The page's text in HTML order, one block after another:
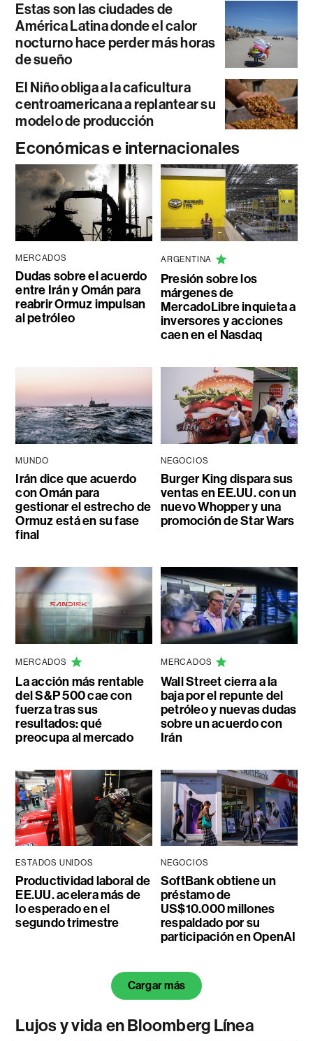
Estas son las ciudades de
América Latina donde el calor
nocturno hace perder más horas
de sueño
El Niño obliga a la caficultura
centroamericana a replantear su
modelo de producción
Económicas e internacionales
MERCADOS
Dudas sobre el acuerdo
entre Irán y Omán para
reabrir Ormuz impulsan
al petróleo
ARGENTINA
Presión sobre los
márgenes de
MercadoLibre inquieta a
inversores y acciones
caen en el Nasdaq
MUNDO
Irán dice que acuerdo
con Omán para
gestionar el estrecho de
Ormuz está en su fase
final
NEGOCIOS
Burger King dispara sus
ventas en EE.UU. con un
nuevo Whopper y una
promoción de Star Wars
MERCADOS
La acción más rentable
del S&P 500 cae con
fuerza tras sus
resultados: qué
preocupa al mercado
MERCADOS
Wall Street cierra a la
baja por el repunte del
petróleo y nuevas dudas
sobre un acuerdo con
Irán
ESTADOS UNIDOS
Productividad laboral de
EE.UU. acelera más de
lo esperado en el
segundo trimestre
NEGOCIOS
SoftBank obtiene un
préstamo de
US$10.000 millones
respaldado por su
participación en OpenAI
Cargar más
Lujos y vida en Bloomberg Línea